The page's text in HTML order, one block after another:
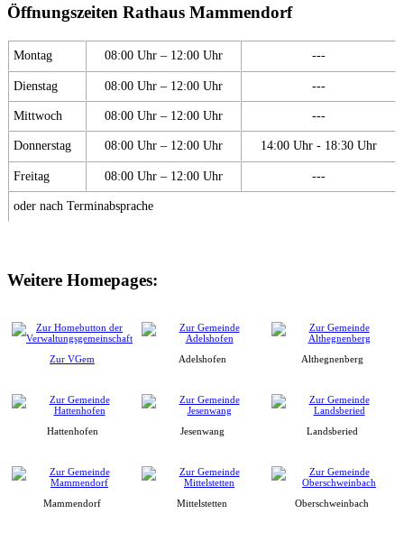
Öffnungszeiten Rathaus Mammendorf
Montag 08:00 Uhr – 12:00 Uhr ---
Dienstag 08:00 Uhr – 12:00 Uhr ---
Mittwoch 08:00 Uhr – 12:00 Uhr ---
Donnerstag 08:00 Uhr – 12:00 Uhr 14:00 Uhr - 18:30 Uhr
Freitag 08:00 Uhr – 12:00 Uhr ---
oder nach Terminabsprache
Weitere Homepages:
Zur VGem Adelshofen Althegnenberg
Hattenhofen Jesenwang Landsberied
Mammendorf Mittelstetten Oberschweinbach